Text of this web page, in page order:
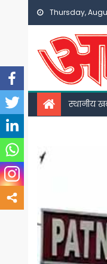
Skip
content
Thursday,
स्थानीय